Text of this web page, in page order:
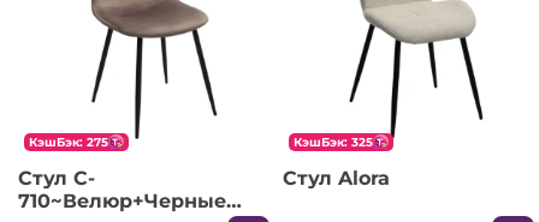
КэшБэк: 275
Стул C-
710~Велюр+Черные
КэшБэк: 325
Стул Alora